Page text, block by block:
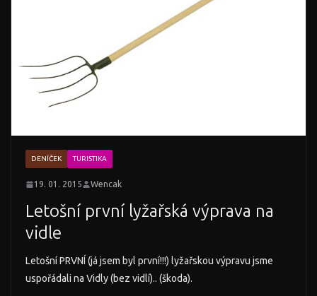
DENÍČEK TURISTIKA
19. 01. 2015 Wencak
Letošní první lyžařská výprava na
vidle
Letošní PRVNÍ (já jsem byl první!!!) lyžařskou výpravu jsme
uspořádali na Vidly (bez vidlí).. (škoda).